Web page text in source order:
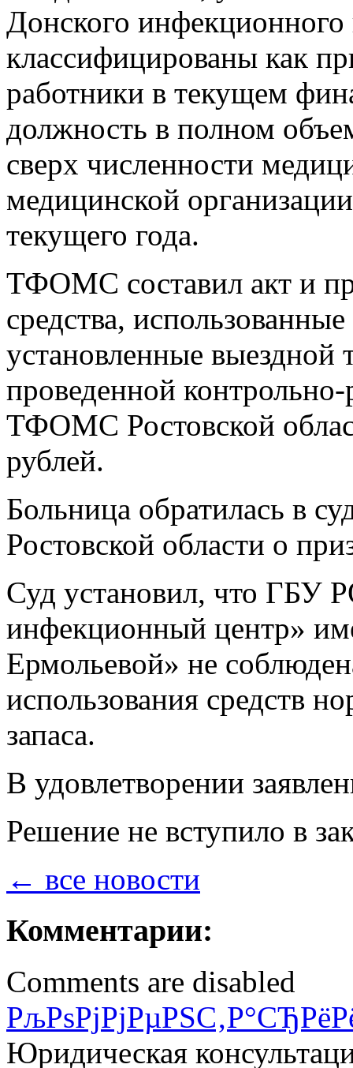
Донского
классифицированы как
работники в текущем
должность в полном
сверх численности
медицинской
текущего года.
ТФОМС составил акт и
средства,
установленные выездной
проведенной
ТФОМС Ростовской
рублей.
Больница обратилась в
Ростовской области о
Суд установил, что ГБУ
инфекционный центр»
Ермольевой» не
использования средств
запаса.
В удовлетворении
Решение не вступило в
← все новости
Комментарии:
Comments are disabled
Юридическая